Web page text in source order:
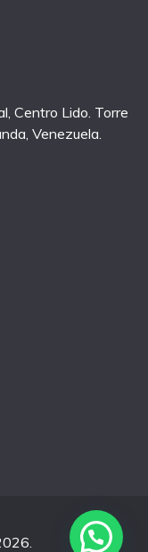
Centro Lido. Torre
Venezuela.